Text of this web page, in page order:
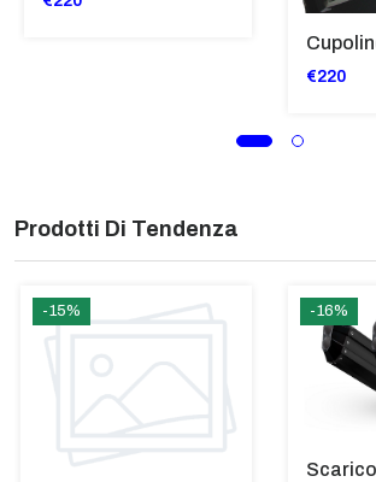
€220
Prodotti Di Tendenza
-15% -16%